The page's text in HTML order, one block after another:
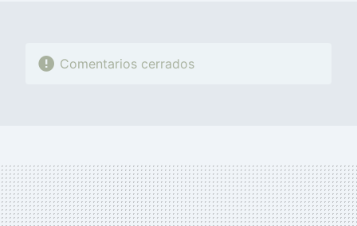
Comentarios cerrados